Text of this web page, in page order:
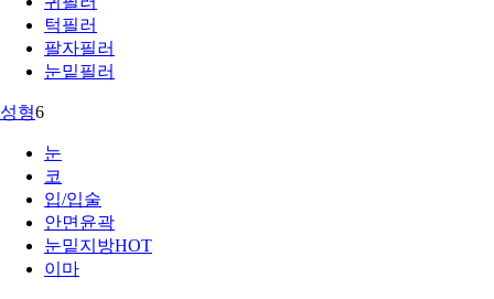
턱필러
팔자필러
눈밑필러
성형6
눈
코
입/입술
안면윤곽
눈밑지방HOT
이마